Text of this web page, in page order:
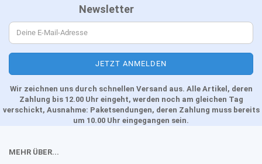
Newsletter
Wir zeichnen uns durch schnellen Versand aus. Alle Artikel, deren
Zahlung bis 12.00 Uhr eingeht, werden noch am gleichen Tag
verschickt, Ausnahme: Paketsendungen, deren Zahlung muss bereits
um 10.00 Uhr eingegangen sein.
MEHR ÜBER...